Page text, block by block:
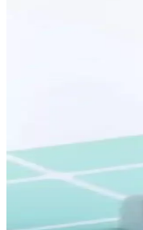
Alz ve Toptanpro diş
Alz Banyo
İki farklı diş macunu
Post Alley ve
Post Alley ve Toptanpro
Diş Macunu Sıkma
İki popüler diş macunu